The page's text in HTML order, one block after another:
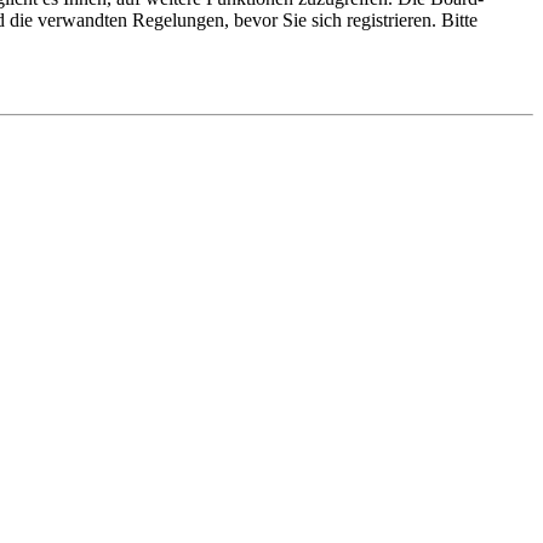
verwandten Regelungen, bevor Sie sich registrieren. Bitte